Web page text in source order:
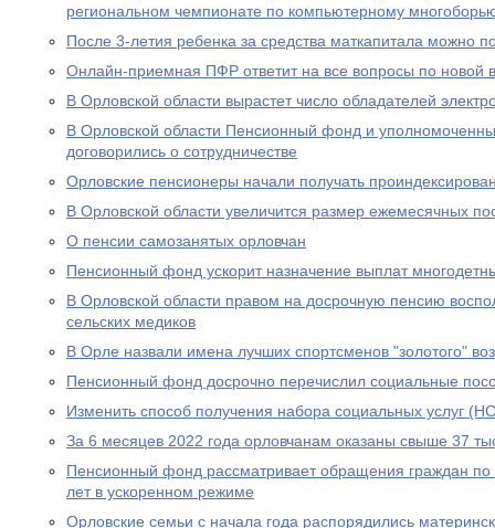
региональном чемпионате по компьютерному
После 3-летия ребенка за средства маткапитала можно
Онлайн-приемная ПФР ответит на все вопросы по новой
В Орловской области вырастет число обладателей
В Орловской области Пенсионный фонд и
договорились о сотрудничестве
Орловские пенсионеры начали получать
В Орловской области увеличится размер ежемесячных
О пенсии самозанятых орловчан
Пенсионный фонд ускорит назначение выплат
В Орловской области правом на досрочную пенсию
сельских медиков
В Орле назвали имена лучших спортсменов "золотого"
Пенсионный фонд досрочно перечислил социальные
Изменить способ получения набора социальных услуг
За 6 месяцев 2022 года орловчанам оказаны свыше 37
Пенсионный фонд рассматривает обращения граждан по
лет в ускоренном режиме
Орловские семьи с начала года распорядились